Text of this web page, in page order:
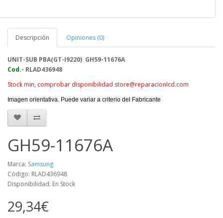
Descripción Opiniones (0)
UNIT-SUB PBA(GT-I9220) GH59-11676A
Cod.- RLAD436948
Stock min, comprobar disponibilidad store@reparacionlcd.com
Imagen orientativa. Puede variar a criterio del Fabricante
GH59-11676A
Marca: Samsung
Código: RLAD436948
Disponibilidad: En Stock
29,34€